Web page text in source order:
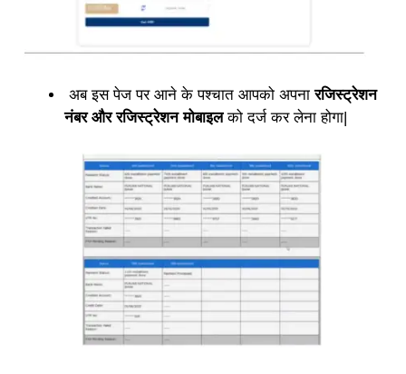
अब इस पेज पर आने के पश्चात आपको अपनारजिस्ट्रेशन
नंबर और रजिस्ट्रेशन मोबाइलको दर्ज कर लेना होगा|